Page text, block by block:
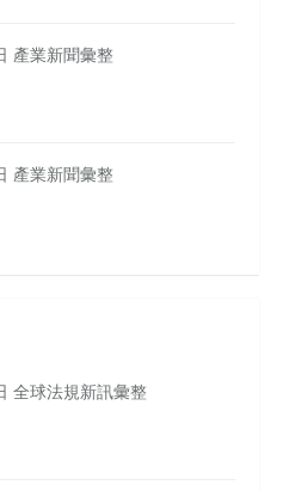
產業新聞彙整
產業新聞彙整
全球法規新訊彙整